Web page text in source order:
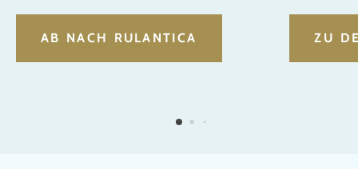
AB NACH RULANTICA ZU